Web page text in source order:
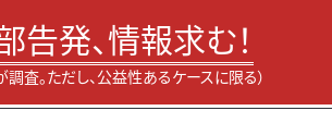
告発、情報求む！
査。ただし、公益性あるケースに限る）